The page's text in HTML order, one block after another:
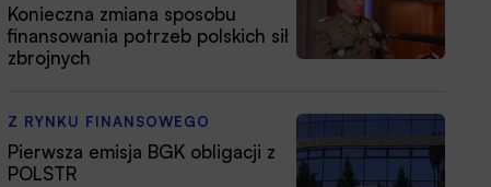
Konieczna zmiana sposobu
finansowania potrzeb polskich sił
zbrojnych
Z RYNKU FINANSOWEGO
Pierwsza emisja BGK obligacji z
POLSTR